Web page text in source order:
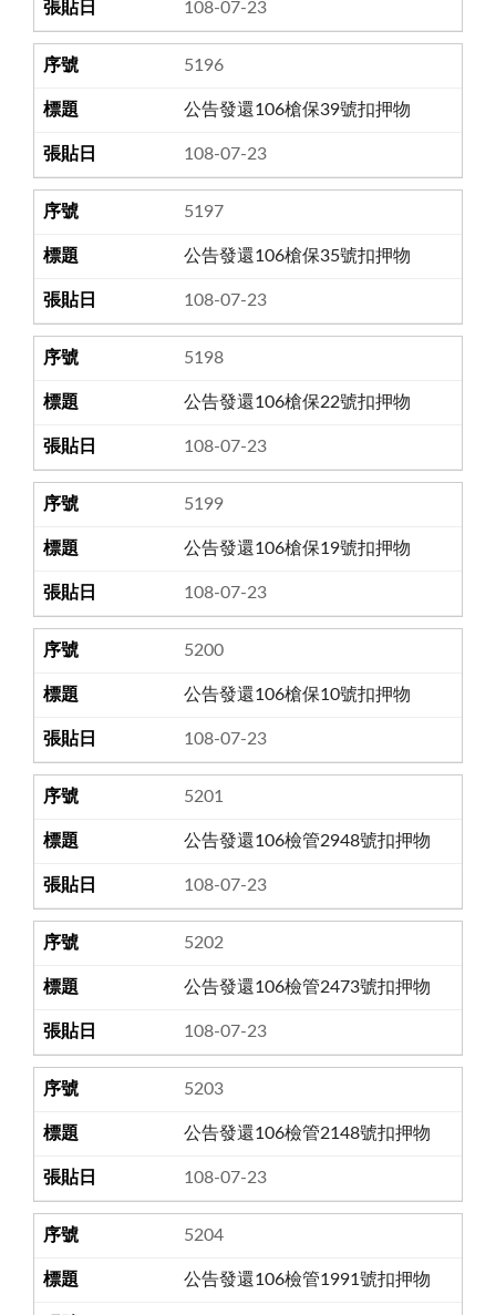
108-07-23
5196
公告發還106槍保39號扣押物
108-07-23
5197
公告發還106槍保35號扣押物
108-07-23
5198
公告發還106槍保22號扣押物
108-07-23
5199
公告發還106槍保19號扣押物
108-07-23
5200
公告發還106槍保10號扣押物
108-07-23
5201
公告發還106檢管2948號扣押物
108-07-23
5202
公告發還106檢管2473號扣押物
108-07-23
5203
公告發還106檢管2148號扣押物
108-07-23
5204
公告發還106檢管1991號扣押物